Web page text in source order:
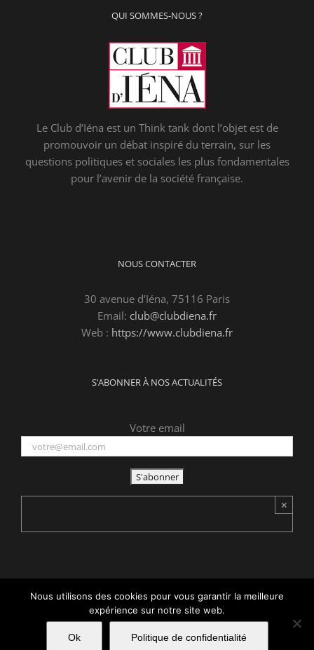
QUI SOMMES-NOUS ?
Le Club d’Iéna est un Think tank dont l’objet est de
promouvoir un débat inspiré du terrain, sur les
questions politiques et sociales les plus fondamentales
pour l’avenir de la société française.
NOUS CONTACTER
30 avenue d’Iéna, 75116 Paris
Email: club@clubdiena.fr
Web : https://www.clubdiena.fr
S’ABONNER À NOS ACTUALITÉS
Votre email
×
Copyright 2015 - 2026 Club d'Iéna | Tous droits réservés | Réalisé
paracteris |Mentions légales
FacebookLinkedIn
X
Nous utilisons des cookies pour vous garantir la meilleure
expérience sur notre site web.
Ok Politique de confidentialité